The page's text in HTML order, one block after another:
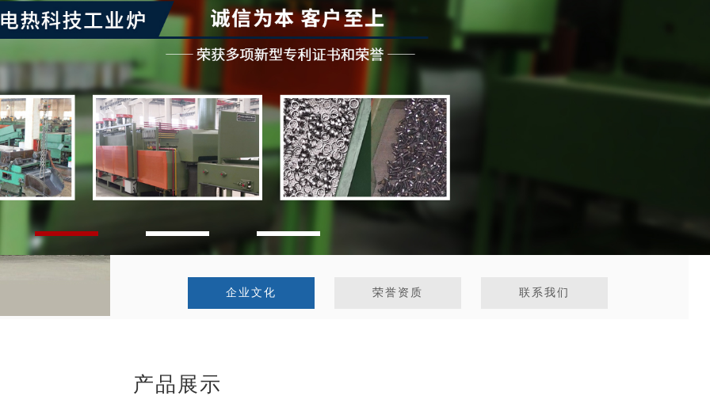
苏州丰成电热科技有限公司
苏州丰成电热科技有限公司（原苏州工业园区丰成炉业有限公司）位于经济发达
的江苏省苏州市，风景秀丽，气候宜人，环境优美，地理条件十分优越，交通十分便
捷。公司由 工业炉行业精英一起精心创立而成，设计经验丰富，质量管理体系完
企业文化 荣誉资质 联系我们
产品展示